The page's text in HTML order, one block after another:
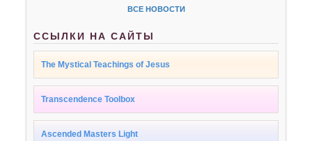
ВСЕ НОВОСТИ
ССЫЛКИ НА САЙТЫ
The Mystical Teachings of Jesus
Transcendence Toolbox
Ascended Masters Light